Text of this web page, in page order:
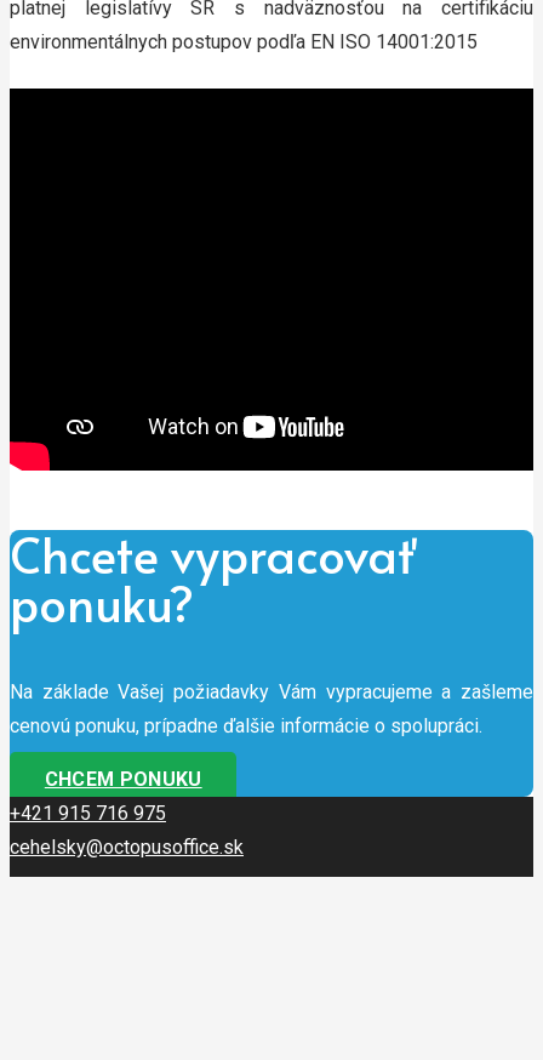
platnej legislatívy SR s nadväznosťou na certifikáciu
environmentálnych postupov podľa EN ISO 14001:2015
Chcete vypracovať
ponuku?
Na základe Vašej požiadavky Vám vypracujeme a zašleme
cenovú ponuku, prípadne ďalšie informácie o spolupráci.
CHCEM PONUKU
+421 915 716 975
cehelsky@octopusoffice.sk